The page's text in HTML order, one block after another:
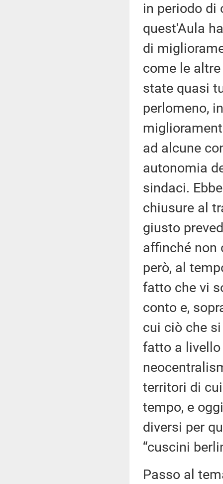
in periodo di
quest'Aula
di
come le
state quasi
perlomeno,
ad alcune
autonomia
sindaci.
chiusure al
giusto
affinché non
però, al
fatto che vi
conto e,
cui ciò che
fatto a livello
territori di
tempo, e
diversi per
“cuscini
Passo al